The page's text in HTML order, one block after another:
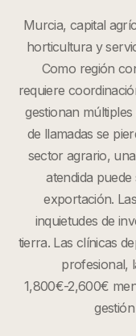
Murcia, capital
horticultura y
Como región
requiere
gestionan
de llamadas se
sector agrario,
atendida
exportación.
inquietudes de
tierra. Las clínicas
profesional,
1,800€-2,600€